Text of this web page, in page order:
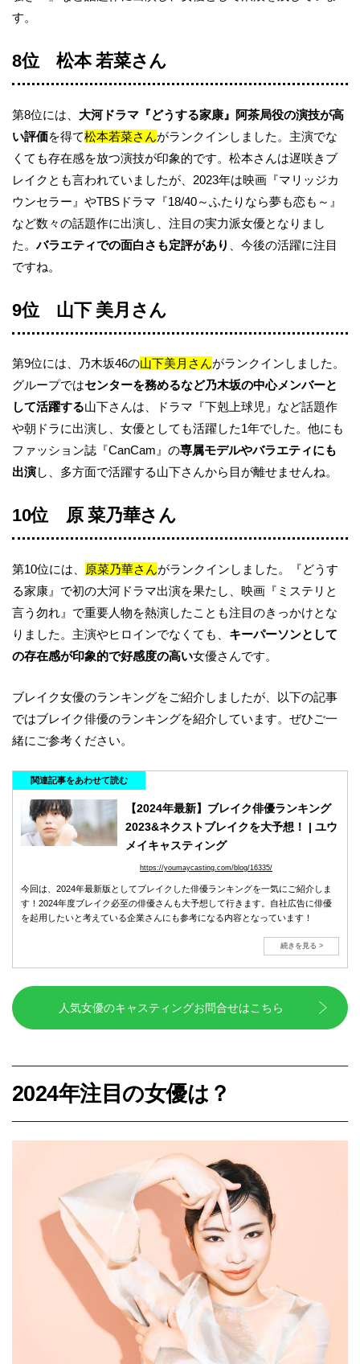
す。
8位 松本 若菜さん
第8位には、 大河ドラマ『どうする家康』阿茶局役の演技が高
い評価を得て松本若菜さんがランクインしました。主演でな
くても存在感を放つ演技が印象的です。松本さんは遅咲きブ
レイクとも言われていましたが、2023年は映画『マリッジカ
ウンセラー』やTBSドラマ『18/40～ふたりなら夢も恋も～』
など数々の話題作に出演し、注目の実力派女優となりまし
た。バラエティでの面白さも定評があり
、今後の活躍に注目
ですね。
9位 山下 美月さん
第9位には、乃木坂46の山下美月さんがランクインしました。
グループではセンターを務めるなど乃木坂の中心メンバーと
して活躍する山下さんは、ドラマ『下剋上球児』など話題作
や朝ドラに出演し、女優としても活躍した1年でした。他にも
ファッション誌『CanCam』の専属モデルやバラエティにも
出演し、多方面で活躍する山下さんから目が離せませんね。
10位 原 菜乃華さん
第10位には、 原菜乃華さんがランクインしました。『どうす
る家康』で初の大河ドラマ出演を果たし、映画『ミステリと
言う勿れ』で重要人物を熱演したことも注目のきっかけとな
りました。主演やヒロインでなくても、 キーパーソンとして
の存在感が印象的で好感度の高い女優さんです。
ブレイク女優のランキングをご紹介しましたが、以下の記事
ではブレイク俳優のランキングを紹介しています。ぜひご一
緒にご参考ください。
関連記事をあわせて読む
【2024年最新】ブレイク俳優ランキング
2023&ネクストブレイクを大予想！ | ユウ
メイキャスティング
https://youmaycasting.com/blog/16335/
今回は、2024年最新版としてブレイクした俳優ランキングを一気にご紹介しま
す！2024年度ブレイク必至の俳優さんも大予想して行きます。自社広告に俳優
を起用したいと考えている企業さんにも参考になる内容となっています！
続きを見る >
人気女優のキャスティングお問合せはこちら
2024年注目の女優は？